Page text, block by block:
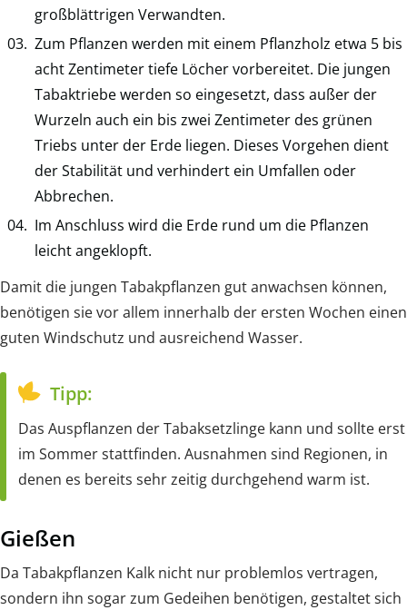
großblättrigen Verwandten.
Zum Pflanzen werden mit einem Pflanzholz etwa 5 bis
acht Zentimeter tiefe Löcher vorbereitet. Die jungen
Tabaktriebe werden so eingesetzt, dass außer der
Wurzeln auch ein bis zwei Zentimeter des grünen
Triebs unter der Erde liegen. Dieses Vorgehen dient
der Stabilität und verhindert ein Umfallen oder
Abbrechen.
Im Anschluss wird die Erde rund um die Pflanzen
leicht angeklopft.
Damit die jungen Tabakpflanzen gut anwachsen können,
benötigen sie vor allem innerhalb der ersten Wochen einen
guten Windschutz und ausreichend Wasser.
Tipp:
Das Auspflanzen der Tabaksetzlinge kann und sollte erst
im Sommer stattfinden. Ausnahmen sind Regionen, in
denen es bereits sehr zeitig durchgehend warm ist.
Gießen
Da Tabakpflanzen Kalk nicht nur problemlos vertragen,
sondern ihn sogar zum Gedeihen benötigen, gestaltet sich